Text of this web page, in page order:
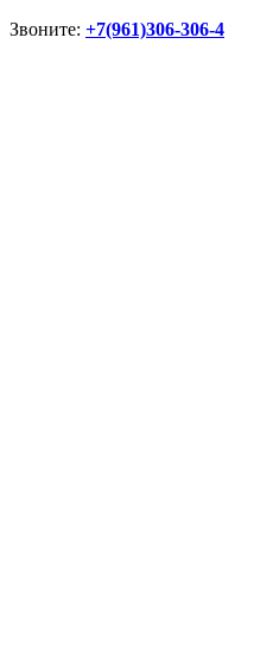
Звоните: +7(961)306-306-4